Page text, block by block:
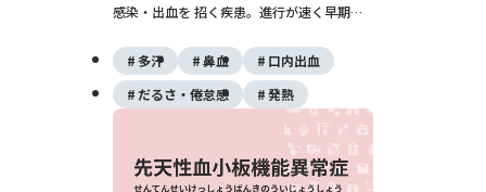
感染・出血を 招く疾患。進行が速く早期診
多汗
鼻血
口内出血
だるさ・倦怠感
発熱